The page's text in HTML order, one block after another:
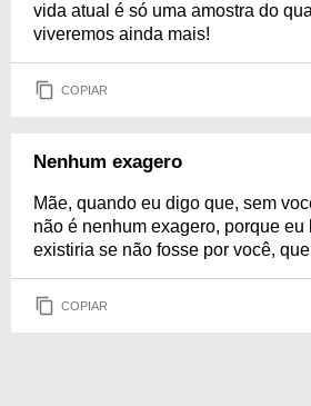
vida atual é só uma amostra do
viveremos ainda mais!
COPIAR
Nenhum exagero
Mãe, quando eu digo que, sem
não é nenhum exagero, porque eu
existiria se não fosse por você,
COPIAR